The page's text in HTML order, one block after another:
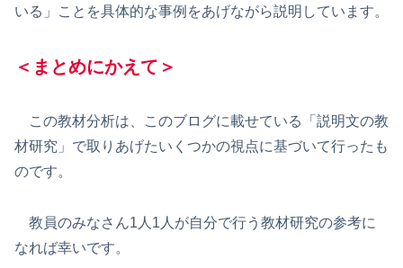
いる」ことを具体的な事例をあげながら説明しています。
＜まとめにかえて＞
この教材分析は、このブログに載せている「説明文の教
材研究」で取りあげたいくつかの視点に基づいて行ったも
のです。
教員のみなさん1人1人が自分で行う教材研究の参考に
なれば幸いです。